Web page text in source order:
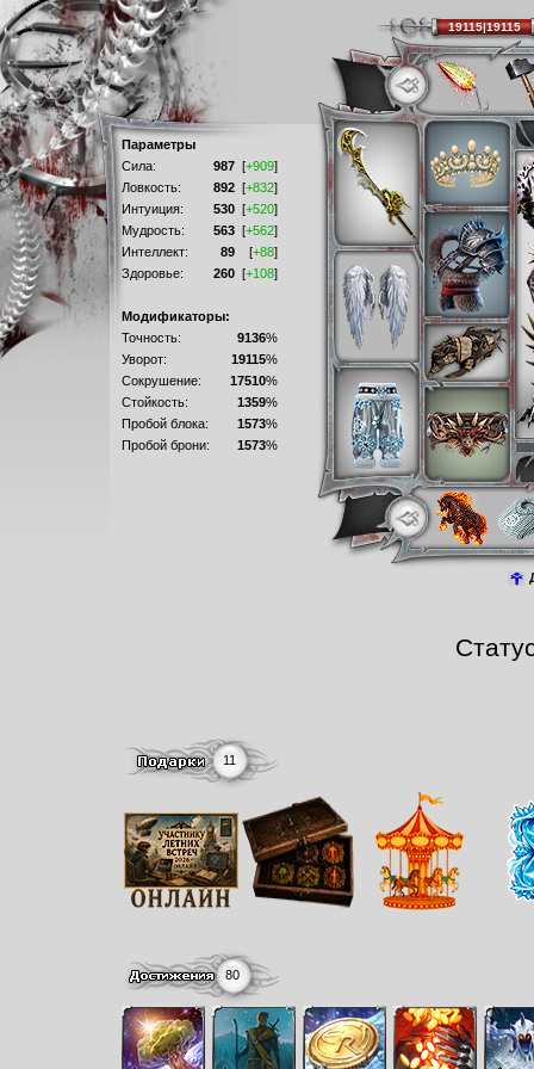
Параметры
Сила:
987 [+909]
Ловкость:
892 [+832]
Интуиция:
530 [+520]
Мудрость:
563 [+562]
Интеллект:
89 [+88]
Здоровье:
260 [+108]
Модификаторы:
Точность:
9136%
Уворот:
19115%
Сокрушение:
17510%
Стойкость:
1359%
Пробой блока:
1573%
Пробой брони:
1573%
11
80
19115|19115